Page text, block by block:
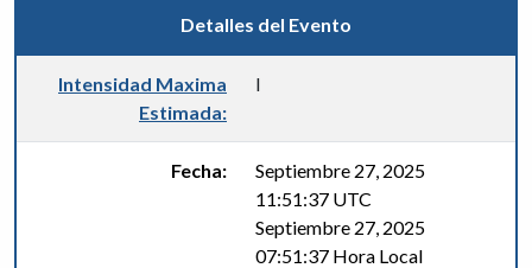
Detalles del Evento
Intensidad Maxima
Estimada:
I
Fecha:
Septiembre 27, 2025
11:51:37 UTC
Septiembre 27, 2025
07:51:37 Hora Local